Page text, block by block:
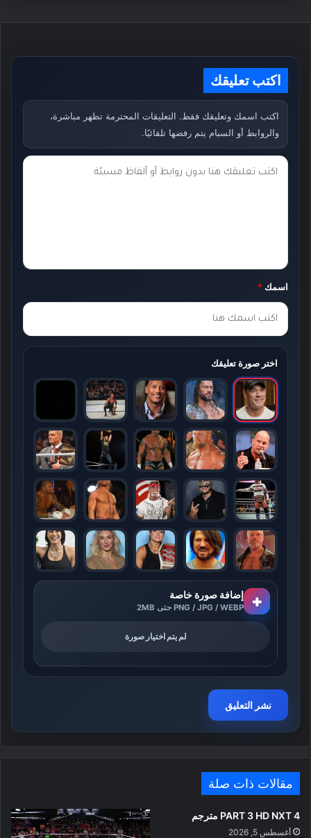
اكتب تعليقك
اكتب اسمك وتعليقك فقط. التعليقات المحترمة تظهر مباشرة،
والروابط أو السبام يتم رفضها تلقائيًا.
ت
ك
*
اسمك *
اختر صورة تعليقك
+ إضافة صورة خاصة
PNG / JPG / WEBP حتى 2MB
لم يتم اختيار صورة
مقالات ذات صلة
PART 3 HD NXT 4 مترجم
أغسطس 5, 2026